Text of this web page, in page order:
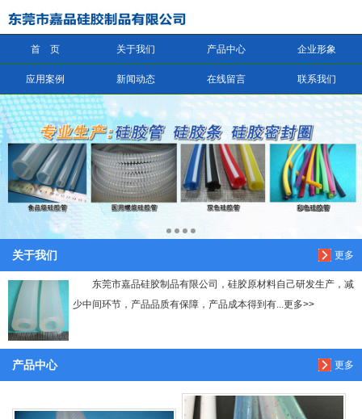
首 页 关于我们 产品中心 企业形象
应用案例 新闻动态 在线留言 联系我们
更多
关于我们
东莞市嘉品硅胶制品有限公司，硅胶原材料自己研发生产，减
少中间环节，产品品质有保障，产品成本得到有...更多>>
更多
产品中心
信息搜索
搜索